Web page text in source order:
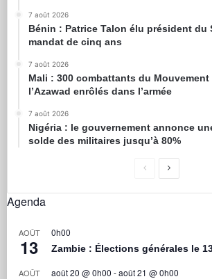
7 août 2026
Bénin : Patrice Talon élu président du
mandat de cinq ans
7 août 2026
Mali : 300 combattants du
l’Azawad enrôlés dans l’armée
7 août 2026
Nigéria : le gouvernement annonce
solde des militaires jusqu’à 80%
Agenda
AOÛT
13
0h00
Zambie : Élections générales le
AOÛT août 20 @ 0h00 -août 21 @ 0h00